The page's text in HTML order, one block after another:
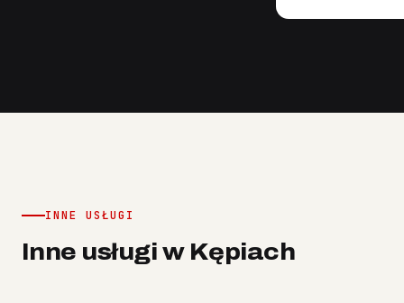
INNE USŁUGI
Inne usługi w Kępiach